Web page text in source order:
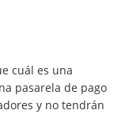
cuál es una
pasarela de pago
y no tendrán